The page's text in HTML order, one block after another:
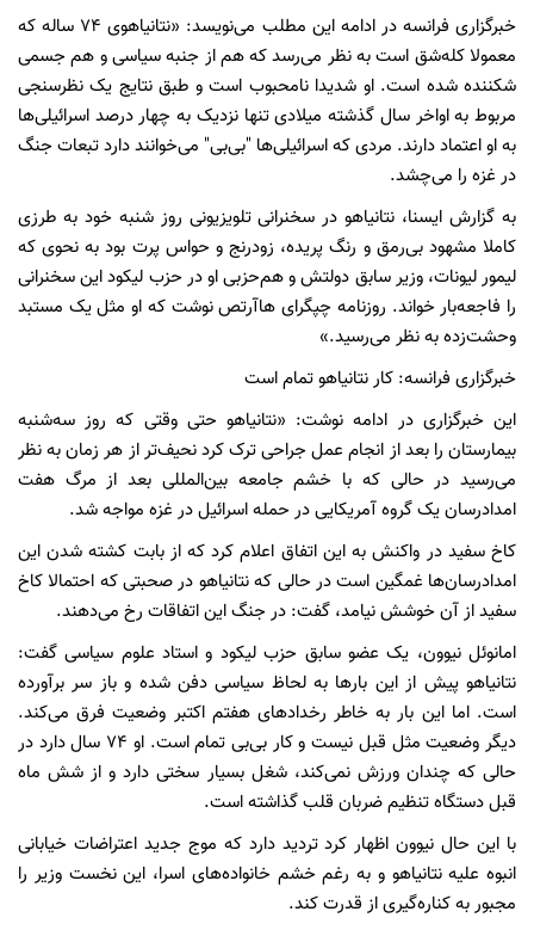
خبرگزاری فرانسه در ادامه این مطلب می‌نویسد: «نتانیاهوی ۷۴ ساله که
معمولا کله‌شق است به نظر می‌رسد که هم از جنبه سیاسی و هم جسمی
شکننده شده است. او شدیدا نامحبوب است و طبق نتایج یک نظرسنجی
مربوط به اواخر سال گذشته میلادی تنها نزدیک به چهار درصد اسرائیلی‌ها
به او اعتماد دارند. مردی که اسرائیلی‌ها "بی‌بی" می‌خوانند دارد تبعات جنگ
در غزه را می‌چشد.
به گزارش ایسنا، نتانیاهو در سخنرانی تلویزیونی روز شنبه خود به طرزی
کاملا مشهود بی‌رمق و رنگ پریده، زودرنج و حواس پرت بود به نحوی که
لیمور لیونات، وزیر سابق دولتش و هم‌حزبی او در حزب لیکود این سخنرانی
را فاجعه‌بار خواند. روزنامه چپگرای هاآرتص نوشت که او مثل یک مستبد
وحشت‌زده به نظر می‌رسید.»
خبرگزاری فرانسه: کار نتانیاهو تمام است
این خبرگزاری در ادامه نوشت: «نتانیاهو حتی وقتی که روز سه‌شنبه
بیمارستان را بعد از انجام عمل جراحی ترک کرد نحیف‌تر از هر زمان به نظر
می‌رسید در حالی که با خشم جامعه‌ بین‌المللی بعد از مرگ هفت
امدادرسان یک گروه آمریکایی در حمله اسرائیل در غزه مواجه شد.
کاخ سفید در واکنش به این اتفاق اعلام کرد که از بابت کشته شدن این
امدادرسان‌ها غمگین است در حالی که نتانیاهو در صحبتی که احتمالا کاخ
سفید از آن خوشش نیامد، گفت: در جنگ این اتفاقات رخ می‌دهند.
امانوئل نیوون، یک عضو سابق حزب لیکود و استاد علوم سیاسی گفت:
نتانیاهو پیش از این بارها به لحاظ سیاسی دفن شده و باز سر برآورده
است. اما این بار به خاطر رخدادهای هفتم اکتبر وضعیت فرق می‌کند.
دیگر وضعیت مثل قبل نیست و کار بی‌بی تمام است. او ۷۴ سال دارد در
حالی که چندان ورزش نمی‌کند، شغل بسیار سختی دارد و از شش ماه
قبل دستگاه تنظیم ضربان قلب گذاشته است.
با این حال نیوون اظهار کرد تردید دارد که موج جدید اعتراضات خیابانی
انبوه علیه نتانیاهو و به رغم خشم خانواده‌های اسرا، این نخست وزیر را
مجبور به کناره‌گیری از قدرت کند.